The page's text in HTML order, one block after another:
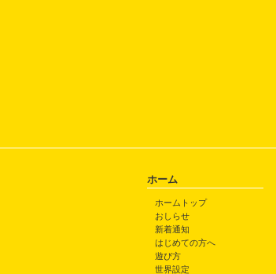
ホーム
ホームトップ
おしらせ
新着通知
はじめての方へ
遊び方
世界設定